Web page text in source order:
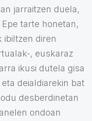
jarraitzen duela,
tarte honetan,
ibiltzen diren
, euskaraz
ikusi dutela gisa
deialdiarekin bat
desberdinetan
ondoan